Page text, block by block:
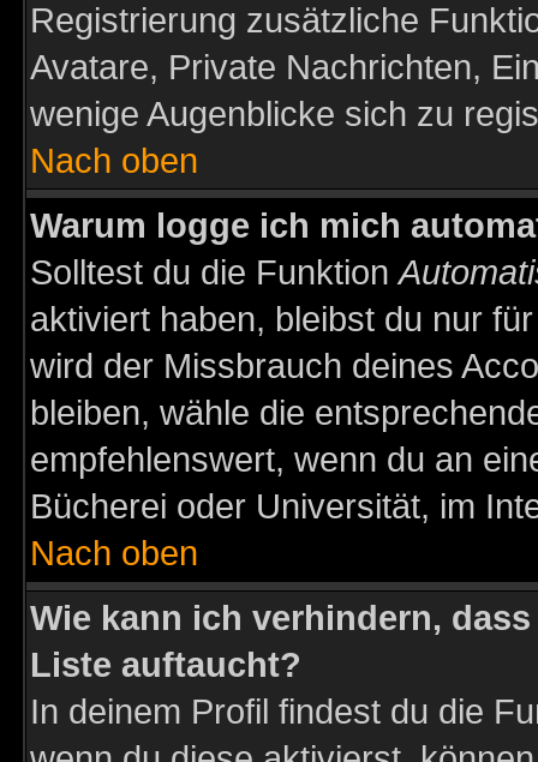
Registrierung zusätzliche
Avatare, Private Nachrichten,
wenige Augenblicke sich zu
Nach oben
Warum logge ich mich
Solltest du die Funktion
aktiviert haben, bleibst du nur
wird der Missbrauch deines
bleiben, wähle die
empfehlenswert, wenn du an
Bücherei oder Universität, im
Nach oben
Wie kann ich verhindern,
Liste auftaucht?
In deinem Profil findest du die